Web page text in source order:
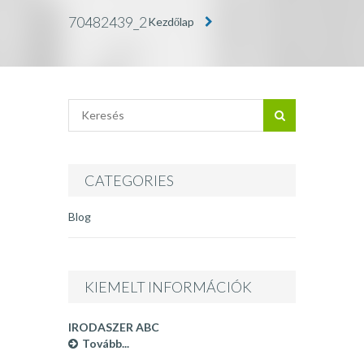
BUDAPEST
INFÓ
Kezdőlap
CATEGORIES
Blog
KIEMELT INFORMÁCIÓK
IRODASZER ABC
Tovább...